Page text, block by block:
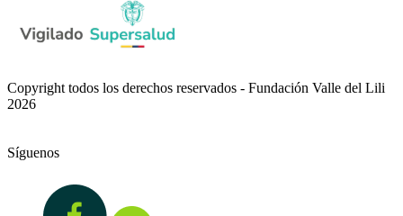
Copyright todos los derechos reservados - Fundación Valle del Lili
2026
Síguenos